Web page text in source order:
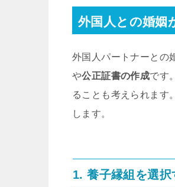
外国人との婚姻
外国人パートナーとの
や公正証書の作成です
ることも考えられます
します。
1. 養子縁組を選択